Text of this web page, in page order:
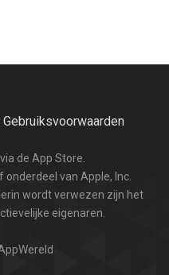
de App Store.
van Apple, Inc.
wordt verwezen zijn het
eigenaren.